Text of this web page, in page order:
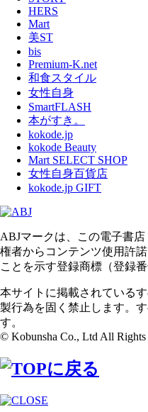
HERS
Mart
美ST
bis
Premium-K.net
和食スタイル
女性自身
SmartFLASH
本がすき。
kokode.jp
kokode Beauty
Mart SELECT SHOP
女性自身百貨店
kokode.jp GIFT
ABJマークは、この電子書
権者からコンテンツ使用許
ことを示す登録商標（登録番
本サイトに掲載されている
製行為を固く禁止します。
す。
© Kobunsha Co., Ltd All Rights